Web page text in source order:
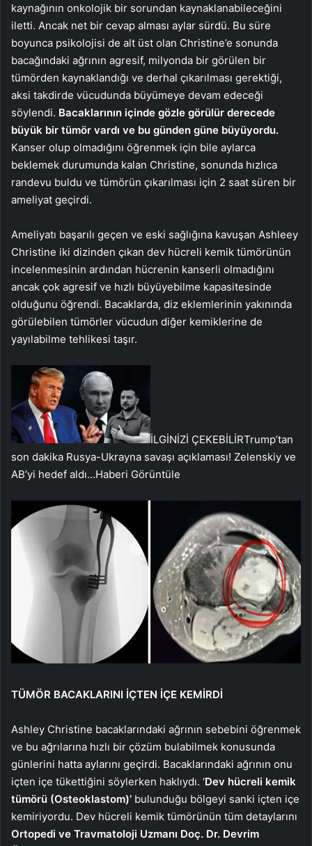
kaynağının onkolojik bir sorundan kaynaklanabileceğini
iletti. Ancak net bir cevap alması aylar sürdü. Bu süre
boyunca psikolojisi de alt üst olan Christine’e sonunda
bacağındaki ağrının agresif, milyonda bir görülen bir
tümörden kaynaklandığı ve derhal çıkarılması gerektiği,
aksi takdirde vücudunda büyümeye devam edeceği
söylendi. Bacaklarının içinde gözle görülür derecede
büyük bir tümör vardı ve bu günden güne büyüyordu.
Kanser olup olmadığını öğrenmek için bile aylarca
beklemek durumunda kalan Christine, sonunda hızlıca
randevu buldu ve tümörün çıkarılması için 2 saat süren bir
ameliyat geçirdi.
Ameliyatı başarılı geçen ve eski sağlığına kavuşan Ashleey
Christine iki dizinden çıkan dev hücreli kemik tümörünün
incelenmesinin ardından hücrenin kanserli olmadığını
ancak çok agresif ve hızlı büyüyebilme kapasitesinde
olduğunu öğrendi. Bacaklarda, diz eklemlerinin yakınında
görülebilen tümörler vücudun diğer kemiklerine de
yayılabilme tehlikesi taşır.
İLGİNİZİ ÇEKEBİLİRTrump’tan
son dakika Rusya-Ukrayna savaşı açıklaması! Zelenskiy ve
AB’yi hedef aldı…Haberi Görüntüle
TÜMÖR BACAKLARINI İÇTEN İÇE KEMİRDİ
Ashley Christine bacaklarındaki ağrının sebebini öğrenmek
ve bu ağrılarına hızlı bir çözüm bulabilmek konusunda
günlerini hatta aylarını geçirdi. Bacaklarındaki ağrının onu
içten içe tükettiğini söylerken haklıydı. ‘Dev hücreli kemik
tümörü (Osteoklastom)’ bulunduğu bölgeyi sanki içten içe
kemiriyordu. Dev hücreli kemik tümörünün tüm detaylarını
Ortopedi ve Travmatoloji Uzmanı Doç. Dr. Devrim